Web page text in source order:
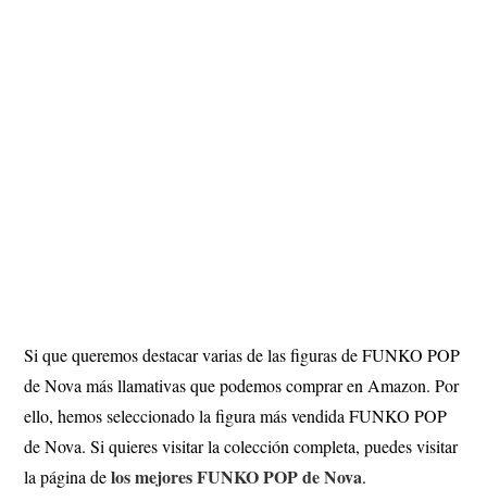
Si que queremos destacar varias de las figuras de FUNKO POP
de Nova más llamativas que podemos comprar en Amazon. Por
ello, hemos seleccionado la figura más vendida FUNKO POP
de Nova. Si quieres visitar la colección completa, puedes visitar
la página delos mejores FUNKO POP de Nova.